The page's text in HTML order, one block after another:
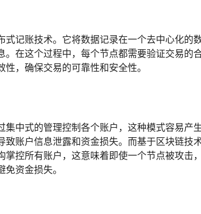
式记账技术。它将数据记录在一个去中心化的
。在这个过程中，每个节点都需要验证交易的
，确保交易的可靠性和安全性。
中式的管理控制各个账户，这种模式容易产
账户信息泄露和资金损失。而基于区块链技
控所有账户，这意味着即使一个节点被攻击
资金损失。